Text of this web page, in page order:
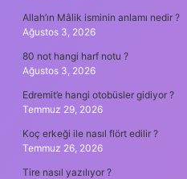
Allah’ın Mâlik isminin anlamı nedir ?
Ağustos 3, 2026
80 not hangi harf notu ?
Ağustos 3, 2026
Edremit’e hangi otobüsler gidiyor ?
Temmuz 29, 2026
Koç erkeği ile nasıl flört edilir ?
Temmuz 26, 2026
Tire nasıl yazılıyor ?